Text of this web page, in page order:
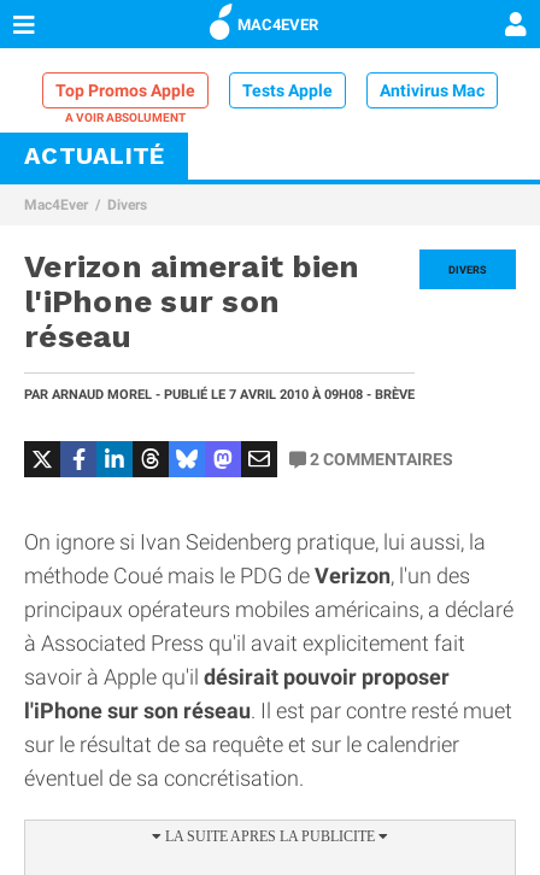
MAC4EVER
Top Promos Apple Tests Apple Antivirus Mac
VPN Mac
Comparatif iPhone
ACTUALITÉ
Mac4Ever Divers
DIVERS
Verizon aimerait bien
l'iPhone sur son
réseau
PAR ARNAUD MOREL - PUBLIÉ LE 7 AVRIL 2010 À 09H08 - BRÈVE
2COMMENTAIRES
On ignore si Ivan Seidenberg pratique, lui aussi, la
méthode Coué mais le PDG deVerizon, l'un des
principaux opérateurs mobiles américains, a déclaré
à Associated Press qu'il avait explicitement fait
savoir à Apple qu'il désirait pouvoir proposer
l'iPhone sur son réseau. Il est par contre resté muet
sur le résultat de sa requête et sur le calendrier
éventuel de sa concrétisation.